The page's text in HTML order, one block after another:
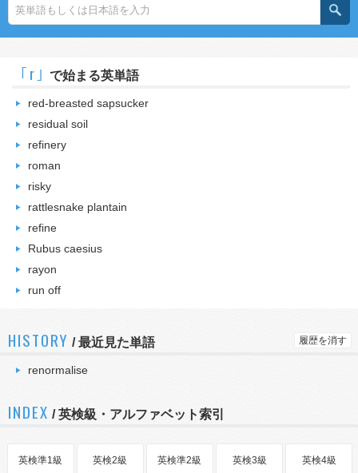
｢r｣ で始まる英単語
red-breasted sapsucker
residual soil
refinery
roman
risky
rattlesnake plantain
refine
Rubus caesius
rayon
run off
HISTORY /最近見た単語 履歴を消す
renormalise
INDEX / 英検級・アルファベット索引
英検準1級 英検2級 英検準2級 英検3級 英検4級